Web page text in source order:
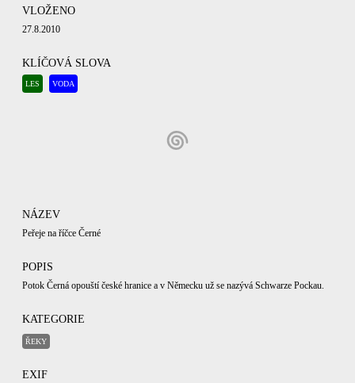
VLOŽENO
27.8.2010
KLÍČOVÁ SLOVA
LES VODA
NÁZEV
Peřeje na říčce Černé
POPIS
Potok Černá opouští české hranice a v Německu už se nazývá Schwarze Pockau.
KATEGORIE
ŘEKY
EXIF